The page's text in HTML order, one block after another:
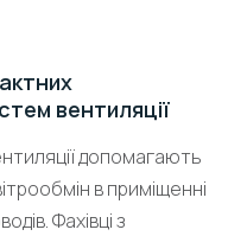
вентиляції
допомагають
в приміщенні
Фахівці з